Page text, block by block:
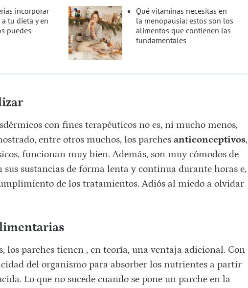
incorporar
tu dieta y en
puedes
Qué vitaminas necesitas en
la menopausia: estos son los
alimentos que contienen las
fundamentales
con fines terapéuticos no es, ni mucho menos,
entre otros muchos, los parches anticonceptivos,
funcionan muy bien. Además, son muy cómodos de
sustancias de forma lenta y continua durante horas e,
de los tratamientos. Adiós al miedo a olvidar
los parches tienen , en teoría, una ventaja adicional. Con
del organismo para absorber los nutrientes a partir
Lo que no sucede cuando se pone un parche en la